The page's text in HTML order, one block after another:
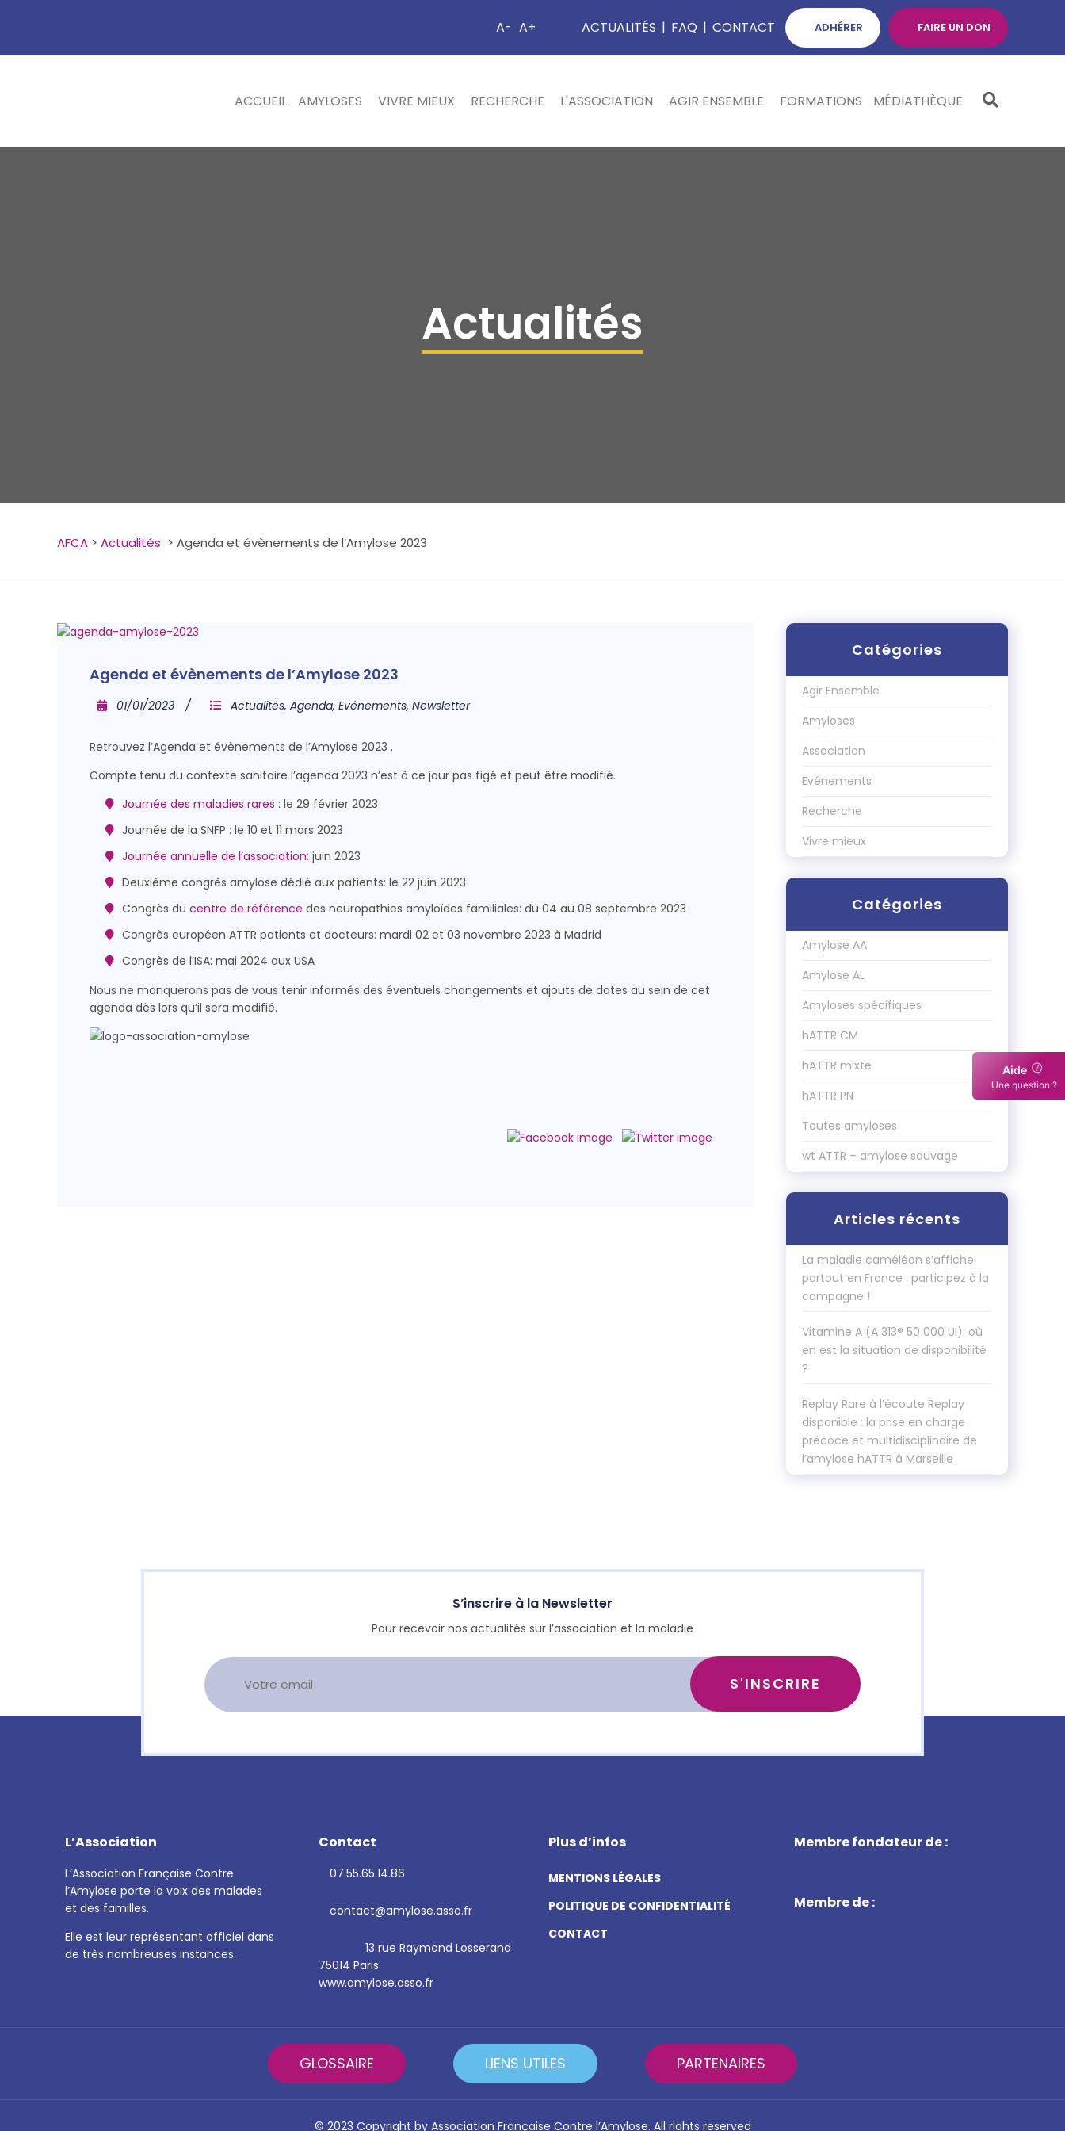
A- A+ ACTUALITÉS | FAQ | CONTACT ADHÉRER FAIRE UN DON
ACCUEIL AMYLOSES VIVRE MIEUX RECHERCHE L'ASSOCIATION AGIR ENSEMBLE FORMATIONS MÉDIATHÈQUE
Actualités
AFCA > Actualités > Agenda et évènements de l’Amylose 2023
Agenda et évènements de l’Amylose 2023
01/01/2023 Actualités, Agenda, Evénements, Newsletter
Retrouvez l’Agenda et évènements de l’Amylose 2023 .
Compte tenu du contexte sanitaire l’agenda 2023 n’est à ce jour pas figé et peut être modifié.
Journée des maladies rares : le 29 février 2023
Journée de la SNFP : le 10 et 11 mars 2023
Journée annuelle de l’association: juin 2023
Deuxième congrès amylose dédié aux patients: le 22 juin 2023
Congrès du centre de référence des neuropathies amyloïdes familiales: du 04 au 08 septembre 2023
Congrès européen ATTR patients et docteurs: mardi 02 et 03 novembre 2023 à Madrid
Congrès de l’ISA: mai 2024 aux USA
Nous ne manquerons pas de vous tenir informés des éventuels changements et ajouts de dates au sein de cet
agenda dès lors qu’il sera modifié.
Catégories
Agir Ensemble
Amyloses
Association
Evénements
Recherche
Vivre mieux
Catégories
Amylose AA
Amylose AL
Amyloses spécifiques
hATTR CM
hATTR mixte
hATTR PN
Toutes amyloses
wt ATTR – amylose sauvage
Articles récents
La maladie caméléon s’affiche
partout en France : participez à la
campagne !
Vitamine A (A 313® 50 000 UI): où
en est la situation de disponibilité
?
Replay Rare à l’écoute Replay
disponible : la prise en charge
précoce et multidisciplinaire de
l’amylose hATTR à Marseille
S’inscrire à la Newsletter
Pour recevoir nos actualités sur l’association et la maladie
L’Association
L’Association Française Contre
l’Amylose porte la voix des malades
et des familles.
Elle est leur représentant officiel dans
de très nombreuses instances.
Contact
07.55.65.14.86
contact@amylose.asso.fr
13 rue Raymond Losserand
75014 Paris
www.amylose.asso.fr
Plus d’infos
MENTIONS LÉGALES
POLITIQUE DE CONFIDENTIALITÉ
CONTACT
Membre fondateur de :
Membre de :
GLOSSAIRE LIENS UTILES PARTENAIRES
© 2023 Copyright by Association Française Contre l’Amylose. All rights reserved
Aide
Une question ?